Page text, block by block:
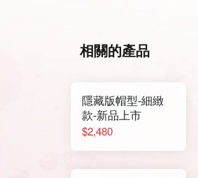
相關的產品
隱藏版帽型-細緻
款-新品上市
$2,480